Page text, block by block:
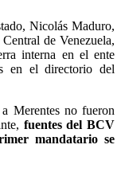
Nicolás Maduro,
de Venezuela,
interna en el ente
en el directorio del
Merentes no fueron
fuentes del BCV
mandatario se